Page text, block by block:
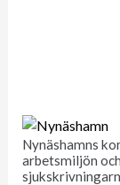
Nynäshamns
arbetsmiljön